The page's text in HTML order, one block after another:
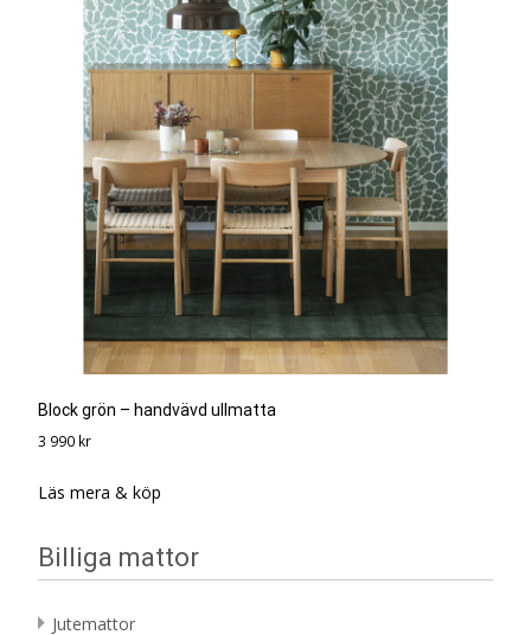
Block grön – handvävd ullmatta
3 990 kr
Läs mera & köp
Billiga mattor
Jutemattor